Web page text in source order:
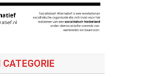
CATEGORIE